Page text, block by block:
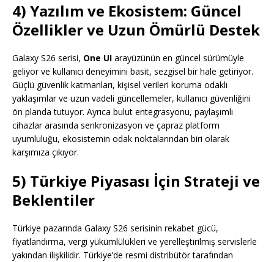
4) Yazılım ve Ekosistem: Güncel
Özellikler ve Uzun Ömürlü Destek
Galaxy S26 serisi, One UI arayüzünün en güncel sürümüyle
geliyor ve kullanıcı deneyimini basit, sezgisel bir hale getiriyor.
Güçlü güvenlik katmanları, kişisel verileri koruma odaklı
yaklaşımlar ve uzun vadeli güncellemeler, kullanıcı güvenliğini
ön planda tutuyor. Ayrıca bulut entegrasyonu, paylaşımlı
cihazlar arasında senkronizasyon ve çapraz platform
uyumluluğu, ekosistemin odak noktalarından biri olarak
karşımıza çıkıyor.
5) Türkiye Piyasası İçin Strateji ve
Beklentiler
Türkiye pazarında Galaxy S26 serisinin rekabet gücü,
fiyatlandırma, vergi yükümlülükleri ve yerelleştirilmiş servislerle
yakından ilişkilidir. Türkiye’de resmi distribütör tarafından